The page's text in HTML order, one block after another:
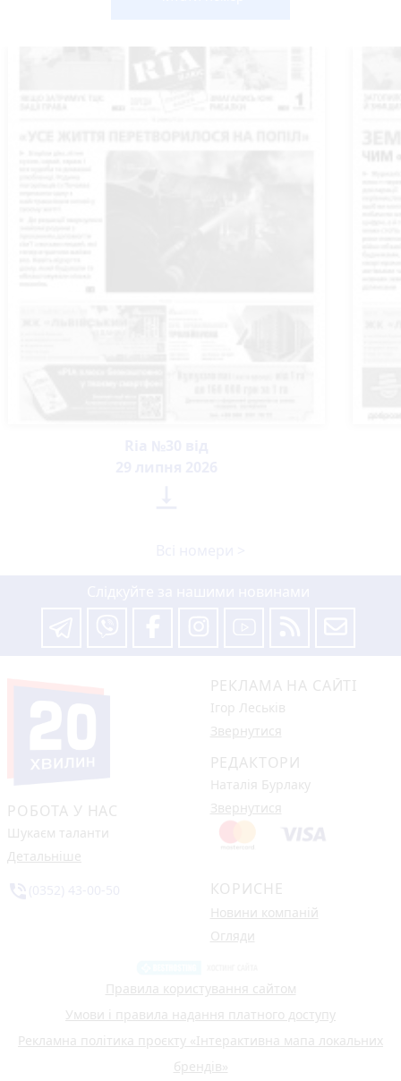
РОБОТА У НАС
Шукаєм таланти
Детальніше
РЕКЛАМА НА САЙТІ
Ігор Леськів
Звернутися
РЕДАКТОРИ
Наталія Бурлаку
Звернутися
КОРИСНЕ
Новини компаній
Огляди
Правила користування сайтом
Умови і правила надання платного доступу
Рекламна політика проєкту «Інтерактивна мапа локальних
брендів»